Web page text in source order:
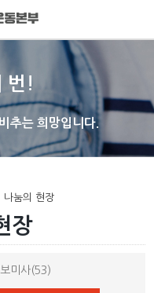
번!
추는 희망입니다.
나눔의 현장
장
미사(53)